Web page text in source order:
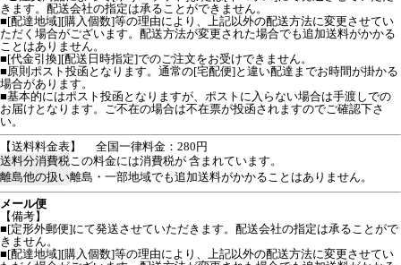
きます。配送会社の指定は承ることができません。
■[配達地域][購入個数]等の理由により、上記以外の配送方法に変更させてい
ただく場合がございます。配送方法が変更された場合でも追加送料がかかる
ことはありません。
■[代金引換][配送日時指定]でのご注文をお受けできません。
■原則ポスト投函となります。通常の[宅配便]と違い配達までお時間が掛かる
場合があります。
■基本的にはポスト投函となりますが、ポストに入らない場合は手渡しでの
お届けとなります。ご不在の場合は不在票が投函されますのでご確認下さ
い。
【送料料金表】
全国一律料金：280円
送料分消費税この料金には消費税が 含まれています。
離島他の扱い離島・一部地域でも追加送料がかかることはありません。
メール便
【備考】
■[定形外郵便]にて発送させていただきます。配送会社の指定は承ることがで
きません。
■[配達地域][購入個数]等の理由により、上記以外の配送方法に変更させてい